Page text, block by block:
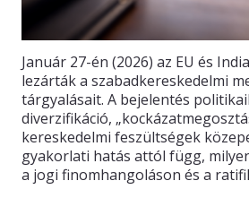
Január 27-én (2026) az EU és
lezárták a szabadkereskedelmi
tárgyalásait. A bejelentés
diverzifikáció,
kereskedelmi feszültségek
gyakorlati hatás attól függ,
a jogi finomhangoláson és a